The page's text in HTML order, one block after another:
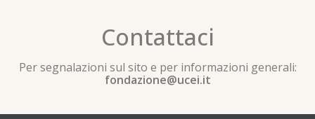
Contattaci
Per segnalazioni sul sito e per informazioni generali:
fondazione@ucei.it